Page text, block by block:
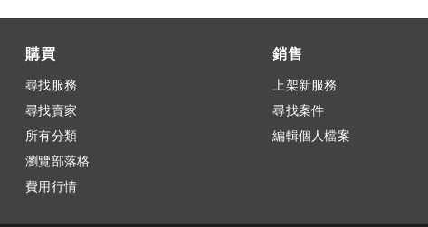
購買
尋找服務
尋找賣家
所有分類
瀏覽部落格
費用行情
銷售
上架新服務
尋找案件
編輯個人檔案